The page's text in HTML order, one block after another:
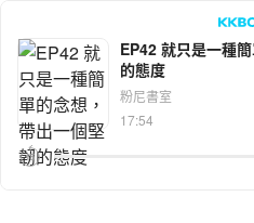
EP42 就只是一種
的態度
粉尼書室
17:54
LINE